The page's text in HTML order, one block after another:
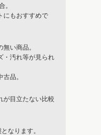
。
にもおすすめで
い商品。
・汚れ等が見られ
品。
が目立たない比較
なります。